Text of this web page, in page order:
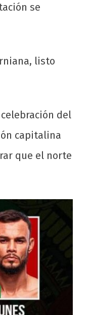
se
listo
del
capitalina
que el norte